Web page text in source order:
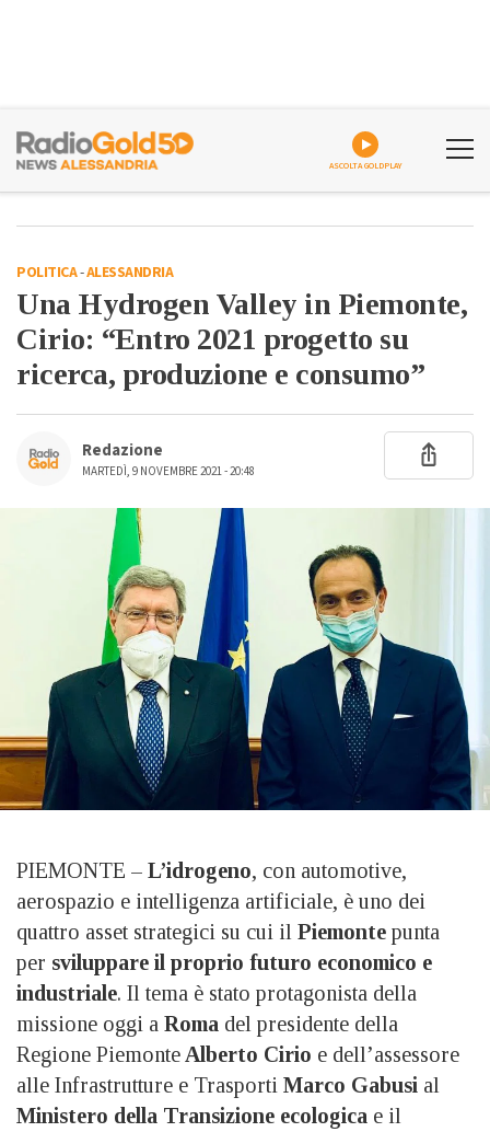
ASCOLTA GOLDPLAY
POLITICA-ALESSANDRIA
Una Hydrogen Valley in Piemonte,
Cirio: “Entro 2021 progetto su
ricerca, produzione e consumo”
Redazione
MARTEDÌ, 9 NOVEMBRE 2021 - 20:48
PIEMONTE – L’idrogeno, con automotive,
aerospazio e intelligenza artificiale, è uno dei
quattro asset strategici su cui il Piemonte punta
per sviluppare il proprio futuro economico e
industriale. Il tema è stato protagonista della
missione oggi a Roma del presidente della
Regione Piemonte Alberto Cirio e dell’assessore
alle Infrastrutture e Trasporti Marco Gabusi al
Ministero della Transizione ecologica e il